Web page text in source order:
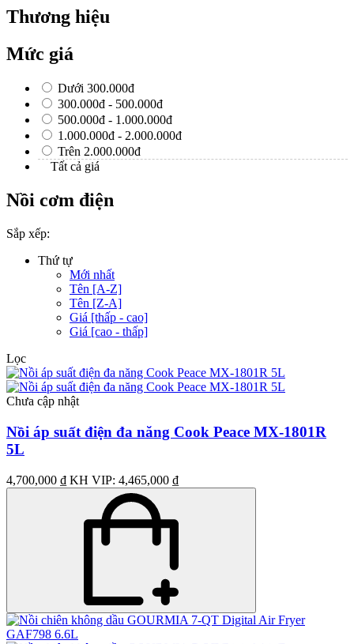
Thương hiệu
Mức giá
Dưới 300.000đ
300.000đ - 500.000đ
500.000đ - 1.000.000đ
1.000.000đ - 2.000.000đ
Trên 2.000.000đ
Tất cả giá
Nồi cơm điện
Sắp xếp:
Thứ tự
Mới nhất
Tên [A-Z]
Tên [Z-A]
Giá [thấp - cao]
Giá [cao - thấp]
Lọc
Chưa cập nhật
Nồi áp suất điện đa năng Cook Peace MX-1801R
5L
4,700,000 ₫ KH VIP: 4,465,000 ₫